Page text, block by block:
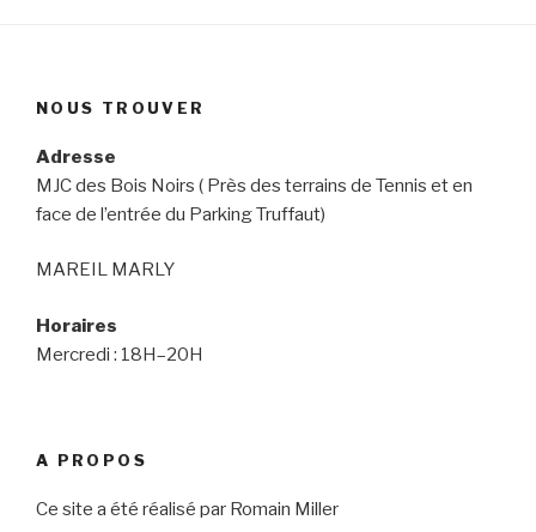
NOUS TROUVER
Adresse
MJC des Bois Noirs ( Près des terrains de Tennis et en
face de l’entrée du Parking Truffaut)
MAREIL MARLY
Horaires
Mercredi : 18H–20H
A PROPOS
Ce site a été réalisé par Romain Miller